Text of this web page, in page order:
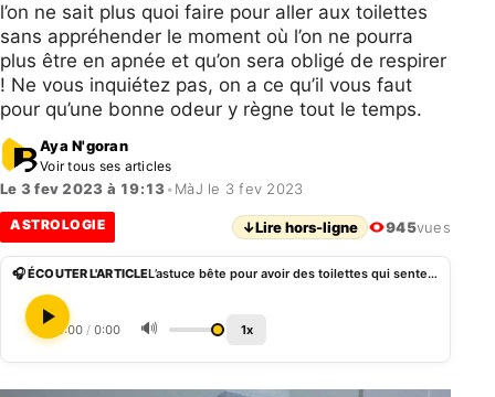
l’on ne sait plus quoi faire pour aller aux toilettes
sans appréhender le moment où l’on ne pourra
plus être en apnée et qu’on sera obligé de respirer
! Ne vous inquiétez pas, on a ce qu’il vous faut
pour qu’une bonne odeur y règne tout le temps.
Aya N'goran
Voir tous ses articles
Le 3 fev 2023 à 19:13• MàJ le 3 fev 2023
ASTROLOGIE ↓Lire hors-ligne 945vues
🎧 ÉCOUTER L'ARTICLE L’astuce bête pour avoir des toilettes qui sentent bon
0:00 / 0:00 🔊 1x